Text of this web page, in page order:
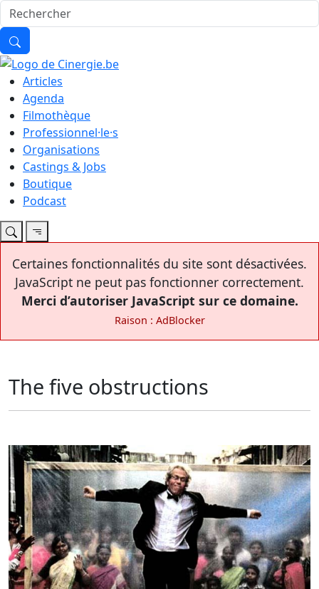
Articles
Agenda
Filmothèque
Professionnel·le·s
Organisations
Castings & Jobs
Boutique
Podcast
Certaines fonctionnalités du site sont désactivées.
JavaScript ne peut pas fonctionner correctement.
Merci d’autoriser JavaScript sur ce domaine.
Raison : AdBlocker
The five obstructions